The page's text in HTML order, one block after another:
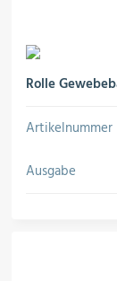
Rolle
Artikelnummer
Ausgabe